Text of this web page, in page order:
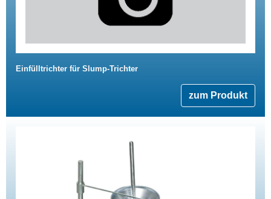
Einfülltrichter für Slump-Trichter
zum Produkt